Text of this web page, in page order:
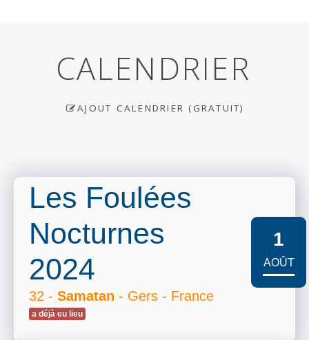
CALENDRIER
AJOUT CALENDRIER (GRATUIT)
Les Foulées
Nocturnes
2024
32 - Samatan - Gers - France
a déjà eu lieu
1
AOÛT